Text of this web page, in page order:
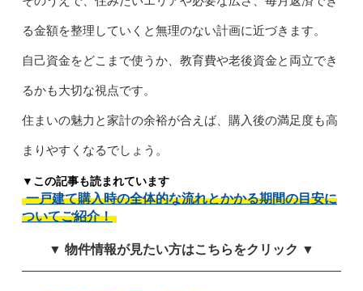
る金額を整理していくと無理のない計画に近づきます。
自己資金をどこまで使うか、教育費や老後資金と両立でき
るかも大切な視点です。
住まいの魅力と家計の余裕が合えば、購入後の満足度も高
まりやすくなるでしょう。
▼この記事も読まれています
一戸建て購入時の全体的な流れとかかる期間の目安に
ついてご紹介！
▼ 物件情報が見たい方はこちらをクリック ▼